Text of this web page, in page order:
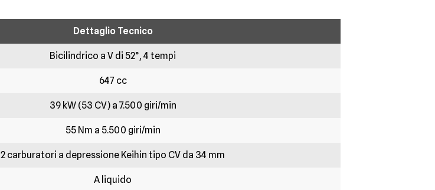
Dettaglio Tecnico
Bicilindrico a V di 52°, 4 tempi
647 cc
39 kW (53 CV) a 7.500 giri/min
55 Nm a 5.500 giri/min
2 carburatori a depressione Keihin tipo CV da 34 mm
A liquido